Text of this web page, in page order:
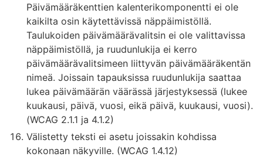
Päivämääräkenttien kalenterikomponentti ei ole
kaikilta osin käytettävissä näppäimistöllä.
Taulukoiden päivämäärävalitsin ei ole valittavissa
näppäimistöllä, ja ruudunlukija ei kerro
päivämäärävalitsimeen liittyvän päivämääräkentän
nimeä. Joissain tapauksissa ruudunlukija saattaa
lukea päivämäärän väärässä järjestyksessä (lukee
kuukausi, päivä, vuosi, eikä päivä, kuukausi, vuosi).
(WCAG 2.1.1 ja 4.1.2)
Välistetty teksti ei asetu joissakin kohdissa
kokonaan näkyville. (WCAG 1.4.12)